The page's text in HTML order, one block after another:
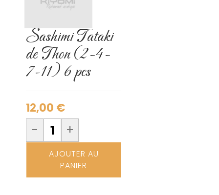
Sashimi Tataki
de Thon (2-4-
7-11) 6 pcs
12,00 €
- +
AJOUTER AU
PANIER